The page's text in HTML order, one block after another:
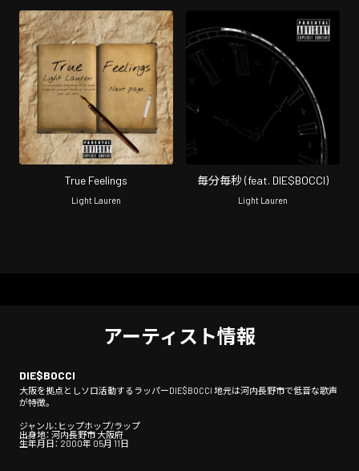
True Feelings
Light Lauren
毎分毎秒 (feat. DIE$BOCCI)
Light Lauren
アーティスト情報
DIE$BOCCI
大阪を拠点としソロ活動するラッパーDIE$BOCCI 地元は河内長野市で低音な歌声
が特徴。
ジャンル：ヒップホップ/ラップ
出身地： 河内長野市 大阪府
生年月日： 2000年 05月 11日